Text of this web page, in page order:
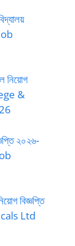
নিয়োগ
&
২০২৬-
বিজ্ঞপ্তি
Ltd